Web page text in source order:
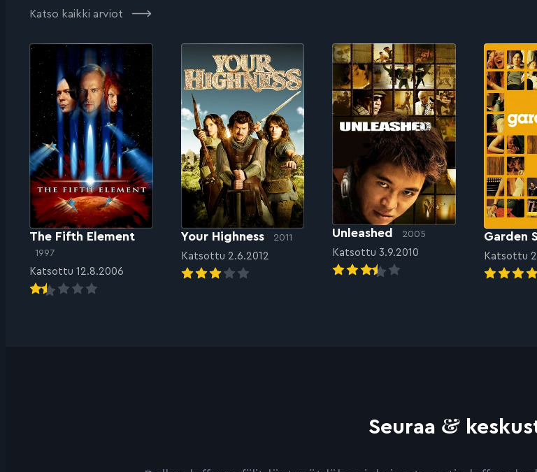
Katso kaikki arviot
The Fifth Element
1997
Katsottu 12.8.2006
Your Highness 2011
Katsottu 2.6.2012
Unleashed 2005
Katsottu 3.9.2010
Garden
Katsottu
Seuraa &